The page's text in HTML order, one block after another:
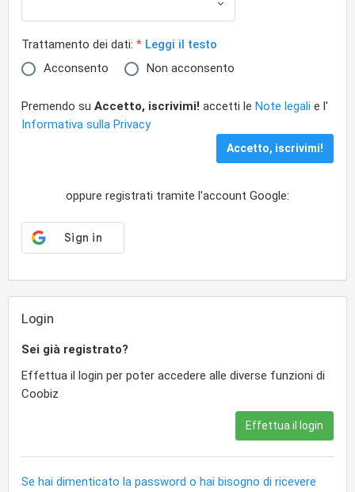
Trattamento dei dati:
Leggi il testo
Acconsento
Non acconsento
Premendo su Accetto, iscrivimi! accetti le Note legali e l'
Informativa sulla Privacy
oppure registrati tramite l'account Google:
Login
Sei già registrato?
Effettua il login per poter accedere alle diverse funzioni di
Coobiz
Effettua il login
Se hai dimenticato la password o hai bisogno di ricevere